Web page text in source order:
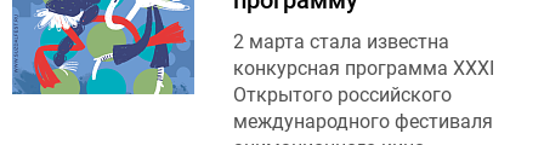
2 марта стала известна
конкурсная программа XXXI
Открытого российского
международного фестиваля